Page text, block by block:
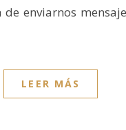
enviarnos
LEER MÁS